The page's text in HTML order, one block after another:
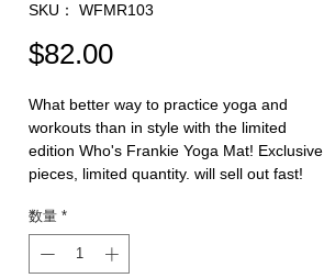
SKU： WFMR103
$82.00価
What better way to practice yoga and
workouts than in style with the limited
edition Who's Frankie Yoga Mat! Exclusive
pieces, limited quantity. will sell out fast!
数量 *